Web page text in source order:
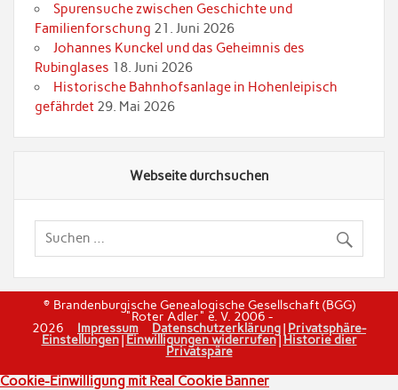
Spurensuche zwischen Geschichte und
Familienforschung 21. Juni 2026
Johannes Kunckel und das Geheimnis des
Rubinglases 18. Juni 2026
Historische Bahnhofsanlage in Hohenleipisch
gefährdet 29. Mai 2026
Webseite durchsuchen
© Brandenburgische Genealogische Gesellschaft (BGG)
"Roter Adler" e. V. 2006 -
2026 Impressum Datenschutzerklärung| Privatsphäre-
Einstellungen| Einwilligungen widerrufen|Historie dier
Privatspäre
Cookie-Einwilligung mit Real Cookie Banner